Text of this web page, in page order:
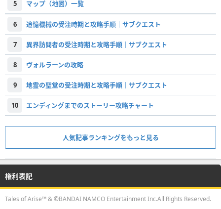
5 マップ（地図）一覧
6 追憶機械の受注時期と攻略手順｜サブクエスト
7 異界訪問者の受注時期と攻略手順｜サブクエスト
8 ヴォルラーンの攻略
9 地霊の聖堂の受注時期と攻略手順｜サブクエスト
10 エンディングまでのストーリー攻略チャート
人気記事ランキングをもっと見る
権利表記
Tales of Arise™ & ©BANDAI NAMCO Entertainment Inc.All Rights Reserved.